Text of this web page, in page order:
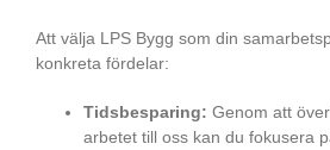
Att välja LPS Bygg som din
konkreta fördelar:
Tidsbesparing: Genom att
arbetet till oss kan du fokusera